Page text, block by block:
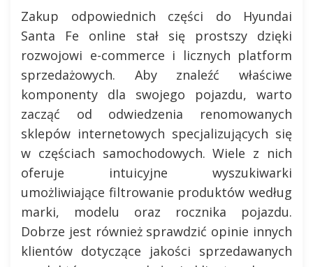
Zakup odpowiednich części do Hyundai
Santa Fe online stał się prostszy dzięki
rozwojowi e-commerce i licznych platform
sprzedażowych. Aby znaleźć właściwe
komponenty dla swojego pojazdu, warto
zacząć od odwiedzenia renomowanych
sklepów internetowych specjalizujących się
w częściach samochodowych. Wiele z nich
oferuje intuicyjne wyszukiwarki
umożliwiające filtrowanie produktów według
marki, modelu oraz rocznika pojazdu.
Dobrze jest również sprawdzić opinie innych
klientów dotyczące jakości sprzedawanych